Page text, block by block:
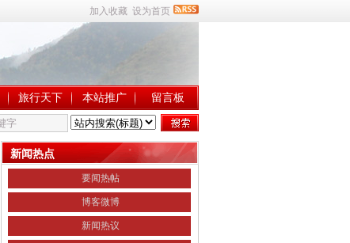
加入收藏 设为首页
旅行天下 本站推广 留言板
新闻热点
要闻热帖
博客微博
新闻热议